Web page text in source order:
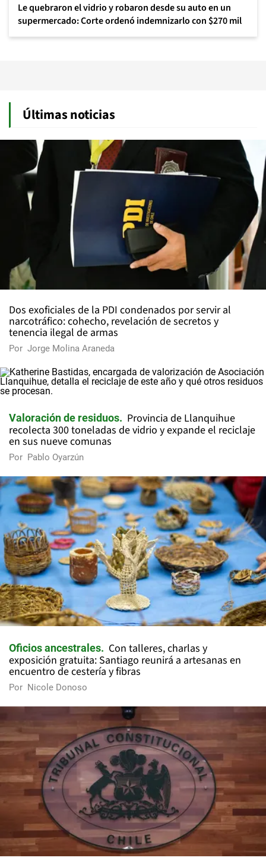
Le quebraron el vidrio y robaron desde su auto en un
supermercado: Corte ordenó indemnizarlo con $270 mil
Últimas noticias
Dos exoficiales de la PDI condenados por servir al
narcotráfico: cohecho, revelación de secretos y
tenencia ilegal de armas
Por Jorge Molina Araneda
Valoración de residuos
Provincia de Llanquihue
recolecta 300 toneladas de vidrio y expande el reciclaje
en sus nueve comunas
Por Pablo Oyarzún
Oficios ancestrales
Con talleres, charlas y
exposición gratuita: Santiago reunirá a artesanas en
encuentro de cestería y fibras
Por Nicole Donoso